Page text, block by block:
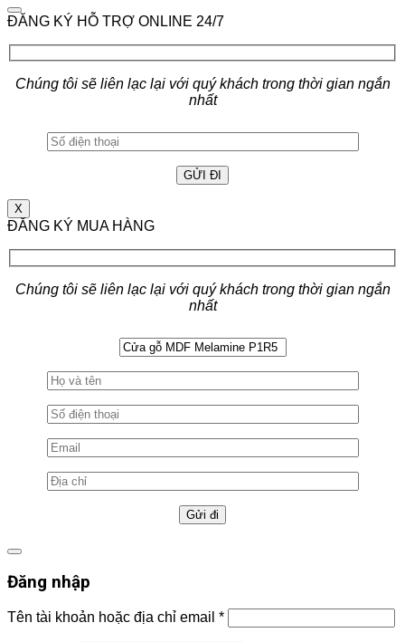
ĐĂNG KÝ HỖ TRỢ ONLINE 24/7
Chúng tôi sẽ liên lạc lại với quý khách trong thời gian ngắn
nhất
X
ĐĂNG KÝ MUA HÀNG
Chúng tôi sẽ liên lạc lại với quý khách trong thời gian ngắn
nhất
Đăng nhập
Tên tài khoản hoặc địa chỉ email *